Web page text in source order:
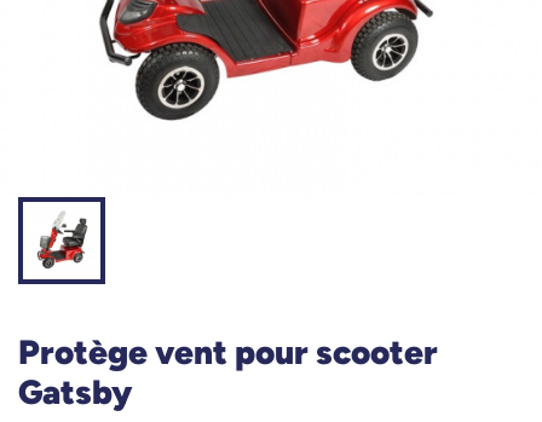
Protège vent pour scooter
Gatsby